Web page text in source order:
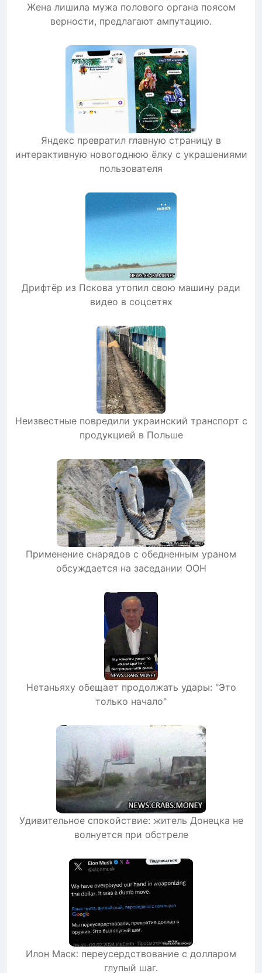
Жена лишила мужа полового органа поясом
верности, предлагают ампутацию.
Яндекс превратил главную страницу в
интерактивную новогоднюю ёлку с украшениями
пользователя
Дрифтёр из Пскова утопил свою машину ради
видео в соцсетях
Неизвестные повредили украинский транспорт с
продукцией в Польше
Применение снарядов с обедненным ураном
обсуждается на заседании ООН
Нетаньяху обещает продолжать удары: "Это
только начало"
Удивительное спокойствие: житель Донецка не
волнуется при обстреле
Илон Маск: переусердствование с долларом
глупый шаг.